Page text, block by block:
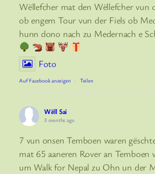
Wëllefcher mat den Wëllefcher vun
ob engem Tour vun der Fiels ob
hunn dono nach zu Medernach e
Foto
Auf Facebook anzeigen · Teilen
Wëll Sai
3 months ago
7 vun onsen Temboen waren
mat 65 aaneren Rover an Temboen
um Walk for Nepal zu Ohn un der